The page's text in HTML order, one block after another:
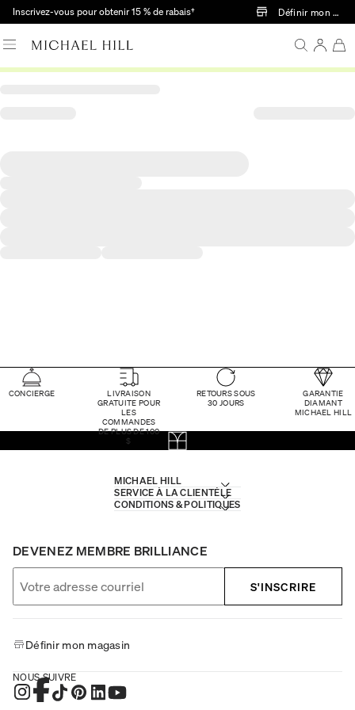
Passer au contenu principal
Inscrivez-vous pour obtenir 15 % de rabais† Définir mon
CONCIERGE
LIVRAISON
GRATUITE POUR
LES
COMMANDES
DE PLUS DE 100
$
RETOURS SOUS
30 JOURS
GARANTIE
DIAMANT
MICHAEL HILL
MICHAEL HILL
SERVICE À LA CLIENTÈLE
CONDITIONS & POLITIQUES
DEVENEZ MEMBRE BRILLIANCE
S'INSCRIRE
Définir mon magasin
NOUS SUIVRE